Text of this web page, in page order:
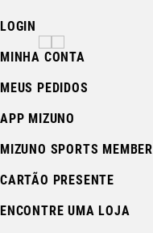
LOGIN
MINHA CONTA
MEUS PEDIDOS
APP MIZUNO
MIZUNO SPORTS MEMBER
CARTÃO PRESENTE
ENCONTRE UMA LOJA